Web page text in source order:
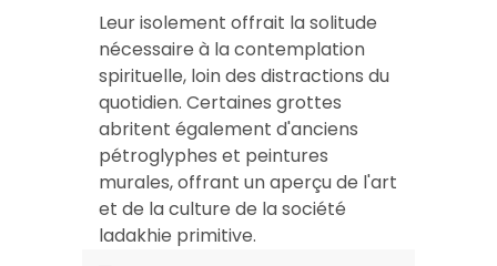
Leur isolement offrait la solitude
nécessaire à la contemplation
spirituelle, loin des distractions du
quotidien. Certaines grottes
abritent également d'anciens
pétroglyphes et peintures
murales, offrant un aperçu de l'art
et de la culture de la société
ladakhie primitive.